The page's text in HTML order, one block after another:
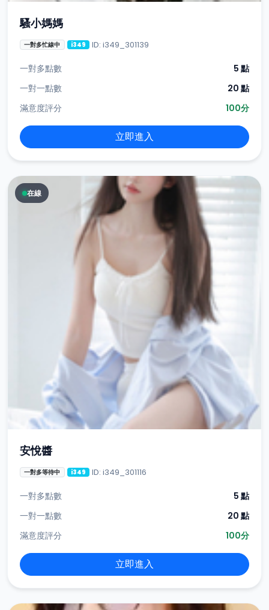
騷小媽媽
一對多忙線中 i349 ID: i349_301139
一對多點數
5 點
一對一點數
20 點
滿意度評分
100分
立即進入
在線
安悅醬
一對多等待中 i349 ID: i349_301116
一對多點數
5 點
一對一點數
20 點
滿意度評分
100分
立即進入